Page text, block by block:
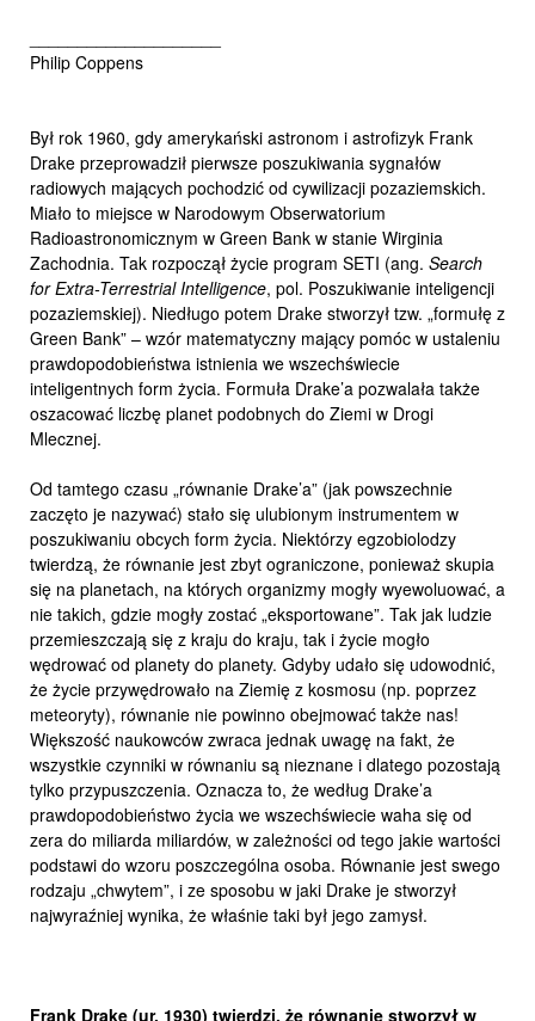
Philip Coppens
Był rok 1960, gdy amerykański astronom i astrofizyk Frank
Drake przeprowadził pierwsze poszukiwania sygnałów
radiowych mających pochodzić od cywilizacji pozaziemskich.
Miało to miejsce w Narodowym Obserwatorium
Radioastronomicznym w Green Bank w stanie Wirginia
Zachodnia. Tak rozpoczął życie program SETI (ang. Search
for Extra-Terrestrial Intelligence, pol. Poszukiwanie inteligencji
pozaziemskiej). Niedługo potem Drake stworzył tzw. „formułę z
Green Bank” – wzór matematyczny mający pomóc w ustaleniu
prawdopodobieństwa istnienia we wszechświecie
inteligentnych form życia. Formuła Drake’a pozwalała także
oszacować liczbę planet podobnych do Ziemi w Drogi
Mlecznej.
Od tamtego czasu „równanie Drake’a” (jak powszechnie
zaczęto je nazywać) stało się ulubionym instrumentem w
poszukiwaniu obcych form życia. Niektórzy egzobiolodzy
twierdzą, że równanie jest zbyt ograniczone, ponieważ skupia
się na planetach, na których organizmy mogły wyewoluować, a
nie takich, gdzie mogły zostać „eksportowane”. Tak jak ludzie
przemieszczają się z kraju do kraju, tak i życie mogło
wędrować od planety do planety. Gdyby udało się udowodnić,
że życie przywędrowało na Ziemię z kosmosu (np. poprzez
meteoryty), równanie nie powinno obejmować także nas!
Większość naukowców zwraca jednak uwagę na fakt, że
wszystkie czynniki w równaniu są nieznane i dlatego pozostają
tylko przypuszczenia. Oznacza to, że według Drake’a
prawdopodobieństwo życia we wszechświecie waha się od
zera do miliarda miliardów, w zależności od tego jakie wartości
podstawi do wzoru poszczególna osoba. Równanie jest swego
rodzaju „chwytem”, i ze sposobu w jaki Drake je stworzył
najwyraźniej wynika, że właśnie taki był jego zamysł.
Frank Drake (ur. 1930) twierdzi, że równanie stworzył w